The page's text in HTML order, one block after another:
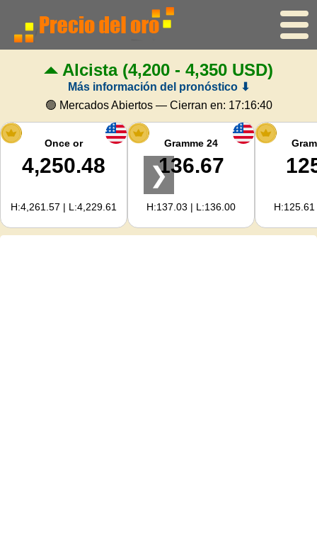
Inicio
Precio del oro
Precio de la plata
Calculadora de oro
Para Webmasters
Alcista(4,200 - 4,350 USD)
Más información del pronóstico ⬇
🟢 Mercados Abiertos — Cierran en: 17:16:40
Once or
4,250.48
H:4,261.57 | L:4,229.61
Gramme 24
136.67
H:137.03 | L:136.00
❯